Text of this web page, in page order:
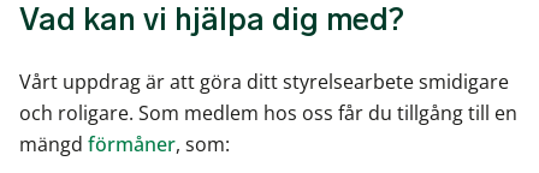
Vad kan vi hjälpa dig med?
Vårt uppdrag är att göra ditt styrelsearbete smidigare
och roligare. Som medlem hos oss får du tillgång till en
mängd förmåner, som: